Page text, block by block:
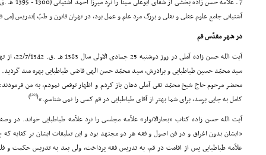
7 ـ علاّمه
آشتیانى جامع علوم عقلى و نقلى و بزرگ مرد علم و عمل بود، در تهران قانون و طبّ ]تدریس [مى
در شهر مقدّس قم
آیت الله حسن زاده آملى در روز دوشنبه 25 جمادى الاولى سال 1383 هـ .ق. 22/7/1342، از تهران به قم رفت
سید محمّد حسین طباطبایى و برادرش، سید محمّد حسن الهى قاضى طباطبایى بهره مند گردید.
محضر مرحوم حاج شیخ محمّد تقى آملى دهان باز کردم و اظهار توقعى نمودم، به من فرمودند:
کامل به جایى برسد، براى شما بهتر از آقاى طباطبایى در قم کسى را نمى شناسم.»(
[20]
)
آیت الله حسن زاده کتاب «بحارالانوار» علاّمه مجلسى را نزد علاّمه طباطبایى خواند.
«ایشان بدون اغراق و در فن اصول و فقه هر دو مجتهد بود و این تعلیقات ایشان بر
علاّمه طباطبایى پس از اقامت در قم، به تدریس فقه پرداخت، ولى بعد به تدریس حکمت و